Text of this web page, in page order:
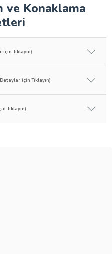
ve Konaklama
için Tıklayın)
için Tıklayın)
Tıklayın)